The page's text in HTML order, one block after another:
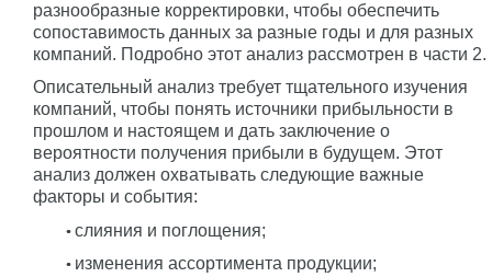
разнообразные корректировки, чтобы обеспечить
сопоставимость данных за разные годы и для разных
компаний. Подробно этот анализ рассмотрен в части 2.
Описательный анализ требует тщательного изучения
компаний, чтобы понять источники прибыльности в
прошлом и настоящем и дать заключение о
вероятности получения прибыли в будущем. Этот
анализ должен охватывать следующие важные
факторы и события:
слияния и поглощения;
изменения ассортимента продукции;